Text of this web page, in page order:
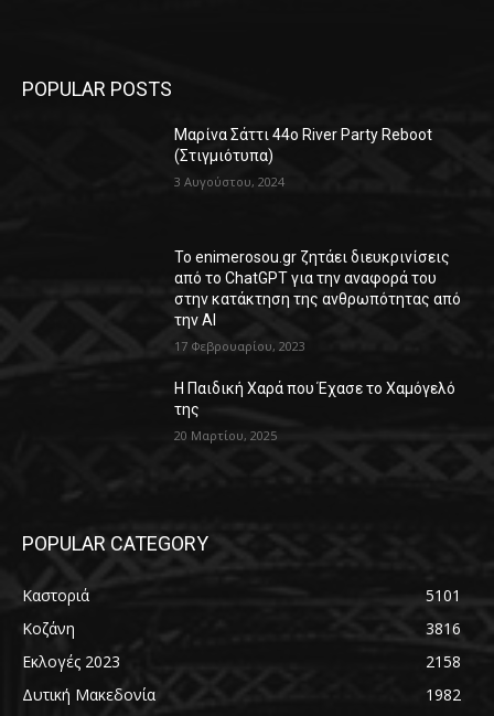
POPULAR POSTS
Μαρίνα Σάττι 44o River Party Reboot
(Στιγμιότυπα)
3 Αυγούστου, 2024
Το enimerosou.gr ζητάει διευκρινίσεις
από το ChatGPT για την αναφορά του
στην κατάκτηση της ανθρωπότητας από
την AI
17 Φεβρουαρίου, 2023
Η Παιδική Χαρά που Έχασε το Χαμόγελό
της
20 Μαρτίου, 2025
POPULAR CATEGORY
Καστοριά
5101
Κοζάνη
3816
Εκλογές 2023
2158
Δυτική Μακεδονία
1982